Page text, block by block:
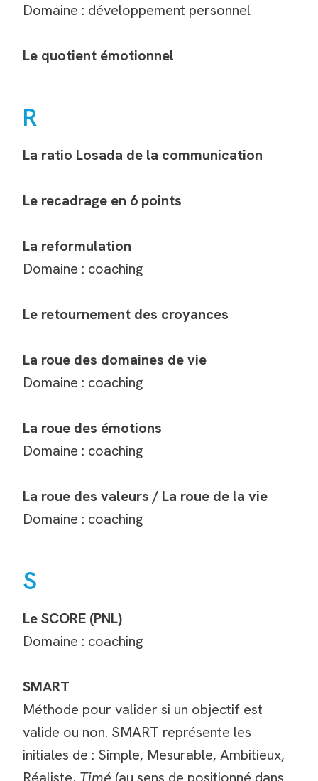
Domaine : développement personnel
Le quotient émotionnel
R
La ratio Losada de la communication
Le recadrage en 6 points
La reformulation
Domaine : coaching
Le retournement des croyances
La roue des domaines de vie
Domaine : coaching
La roue des émotions
Domaine : coaching
La roue des valeurs / La roue de la vie
Domaine : coaching
S
Le SCORE (PNL)
Domaine : coaching
SMART
Méthode pour valider si un objectif est
valide ou non. SMART représente les
initiales de : Simple, Mesurable, Ambitieux,